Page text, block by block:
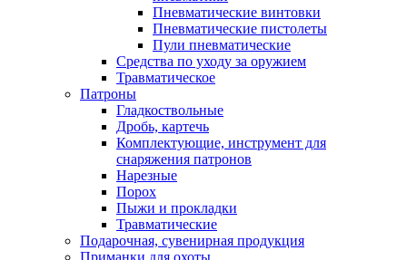
Пневматические винтовки
Пневматические пистолеты
Пули пневматические
Средства по уходу за оружием
Травматическое
Патроны
Гладкоствольные
Дробь, картечь
Комплектующие, инструмент для
снаряжения патронов
Нарезные
Порох
Пыжи и прокладки
Травматические
Подарочная, сувенирная продукция
Приманки для охоты